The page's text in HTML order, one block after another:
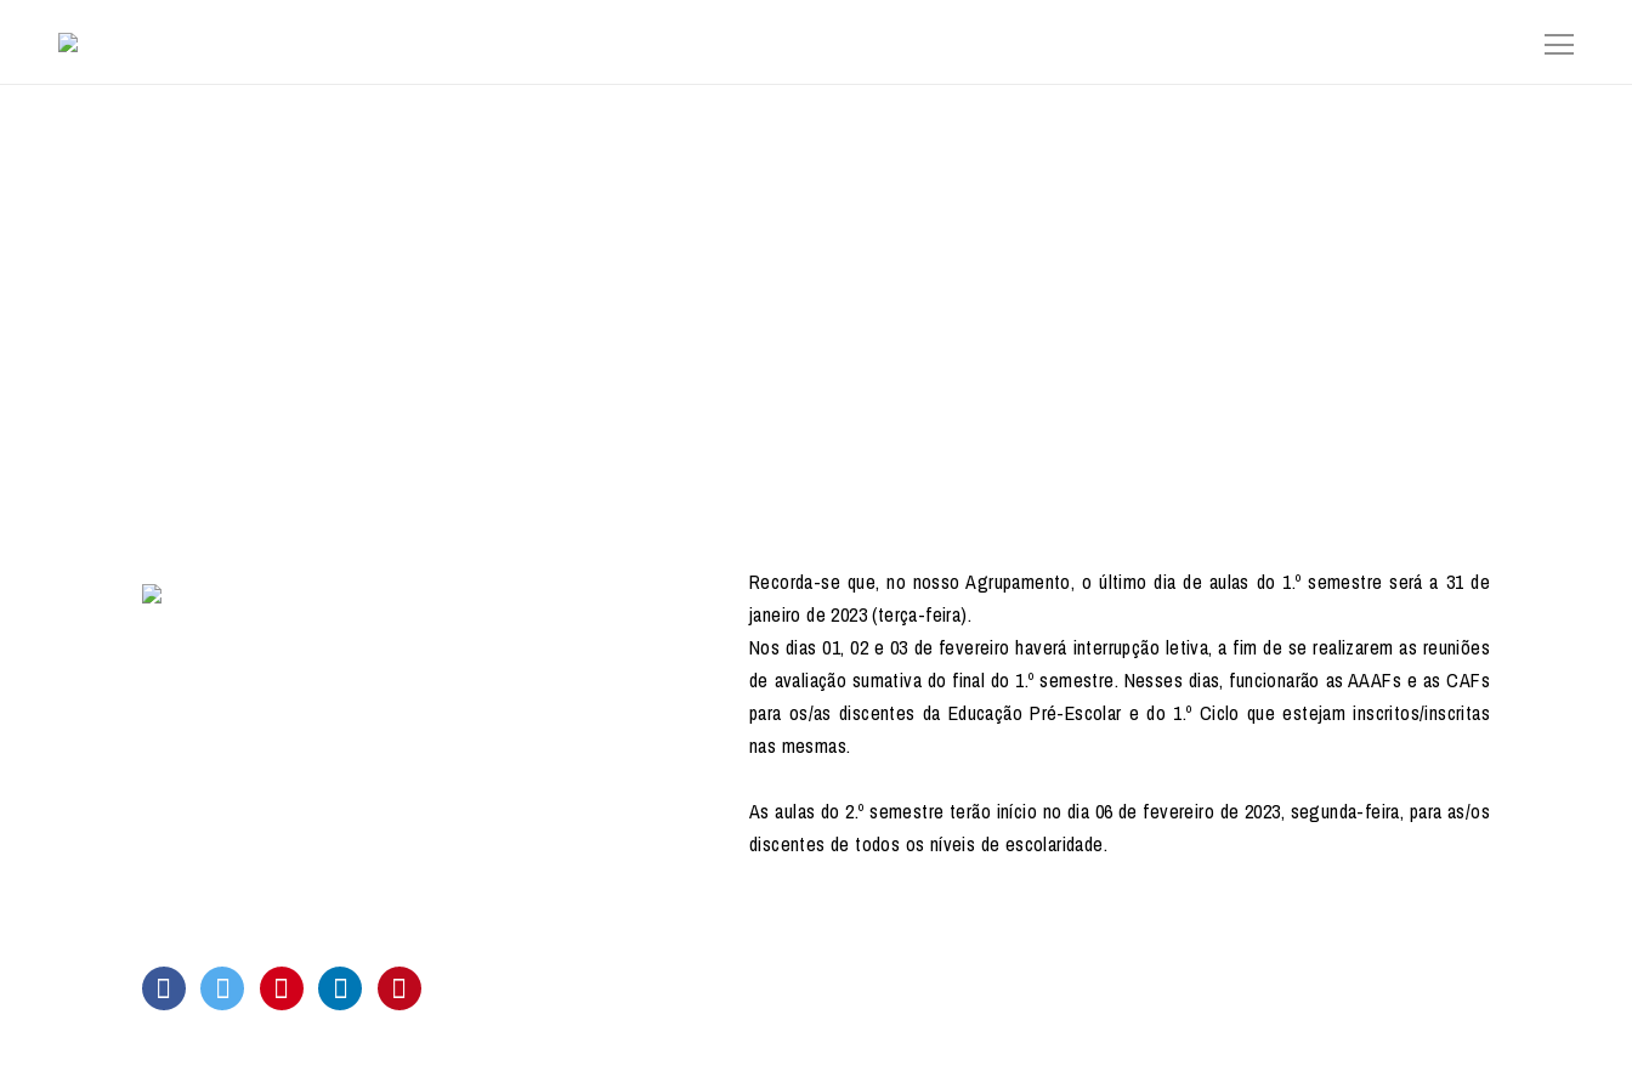
Recorda-se que, no nosso Agrupamento, o último dia de aulas do 1.º semestre será a 31 de
janeiro de 2023 (terça-feira).
Nos dias 01, 02 e 03 de fevereiro haverá interrupção letiva, a fim de se realizarem as reuniões
de avaliação sumativa do final do 1.º semestre. Nesses dias, funcionarão as AAAFs e as CAFs
para os/as discentes da Educação Pré-Escolar e do 1.º Ciclo que estejam inscritos/inscritas
nas mesmas.
As aulas do 2.º semestre terão início no dia 06 de fevereiro de 2023, segunda-feira, para as/os
discentes de todos os níveis de escolaridade.